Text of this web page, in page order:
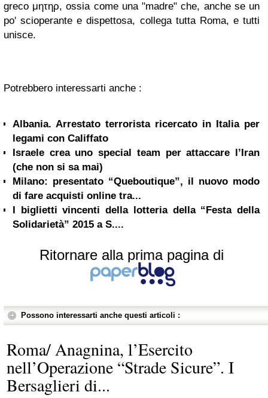
greco μητηρ, ossia come una "madre" che, anche se un
po' scioperante e dispettosa, collega tutta Roma, e tutti
unisce.
Potrebbero interessarti anche :
Albania. Arrestato terrorista ricercato in Italia per
legami con Califfato
Israele crea uno special team per attaccare l’Iran
(che non si sa mai)
Milano: presentato “Queboutique”, il nuovo modo
di fare acquisti online tra...
I biglietti vincenti della lotteria della “Festa della
Solidarietà” 2015 a S....
Ritornare alla prima pagina di
Possono interessarti anche questi articoli :
Roma/ Anagnina, l’Esercito
nell’Operazione “Strade Sicure”. I
Bersaglieri di...